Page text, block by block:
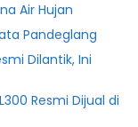
Air Hujan
Pandeglang
Dilantik, Ini
Resmi Dijual di